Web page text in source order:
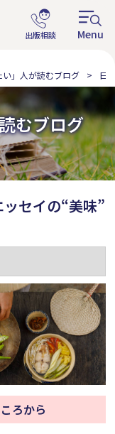
い」人が読むブログ 日
むブログ
セイの“美味”
ろから